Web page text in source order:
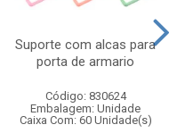
Suporte com alcas para
porta de armario
Código: 830624
Embalagem: Unidade
Caixa Com: 60 Unidade(s)